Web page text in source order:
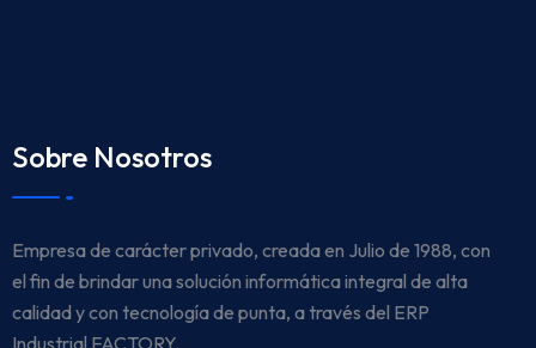
Sobre Nosotros
Empresa de carácter privado, creada en Julio de 1988, con
el fin de brindar una solución informática integral de alta
calidad y con tecnología de punta, a través del ERP
Industrial FACTORY.